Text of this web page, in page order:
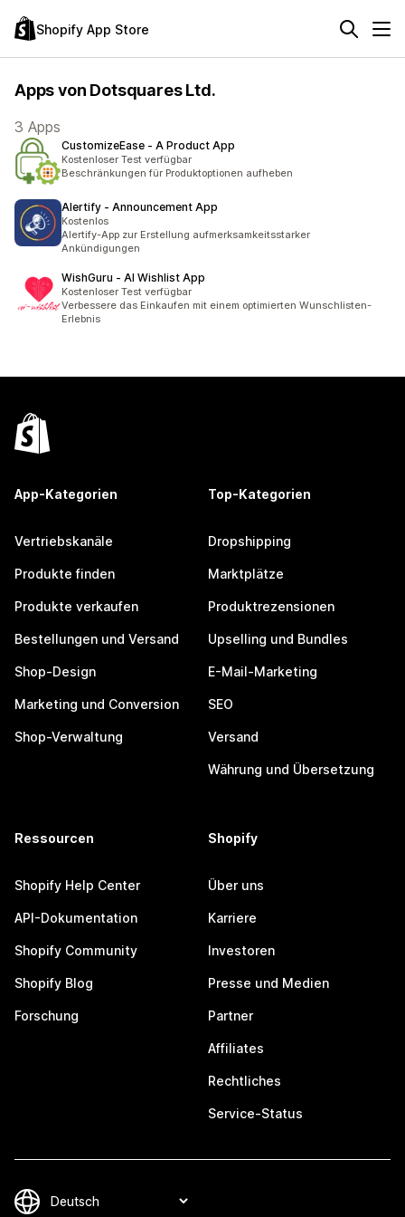
Shopify App Store
Apps von Dotsquares Ltd.
3 Apps
CustomizeEase ‑ A Product App
Kostenloser Test verfügbar
Beschränkungen für Produktoptionen aufheben
Alertify ‑ Announcement App
Kostenlos
Alertify-App zur Erstellung aufmerksamkeitsstarker
Ankündigungen
WishGuru ‑ AI Wishlist App
Kostenloser Test verfügbar
Verbessere das Einkaufen mit einem optimierten Wunschlisten-
Erlebnis
App-Kategorien
Vertriebskanäle
Produkte finden
Produkte verkaufen
Bestellungen und Versand
Shop-Design
Marketing und Conversion
Shop-Verwaltung
Top-Kategorien
Dropshipping
Marktplätze
Produktrezensionen
Upselling und Bundles
E-Mail-Marketing
SEO
Versand
Währung und Übersetzung
Ressourcen
Shopify Help Center
API-Dokumentation
Shopify Community
Shopify Blog
Forschung
Shopify
Über uns
Karriere
Investoren
Presse und Medien
Partner
Affiliates
Rechtliches
Service-Status